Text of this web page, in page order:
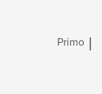
Primo |